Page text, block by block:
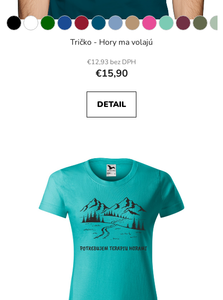
Tričko - Hory ma volajú
€12,93 bez DPH
€15,90
DETAIL